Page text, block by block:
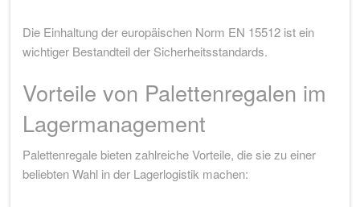
Die Einhaltung der europäischen Norm EN 15512 ist ein
wichtiger Bestandteil der Sicherheitsstandards.
Vorteile von Palettenregalen im
Lagermanagement
Palettenregale bieten zahlreiche Vorteile, die sie zu einer
beliebten Wahl in der Lagerlogistik machen: